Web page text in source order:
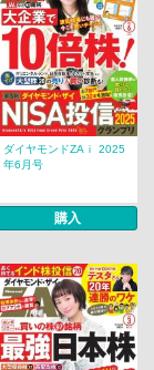
ダイヤモンドZAｉ 2025
年6月号
購入